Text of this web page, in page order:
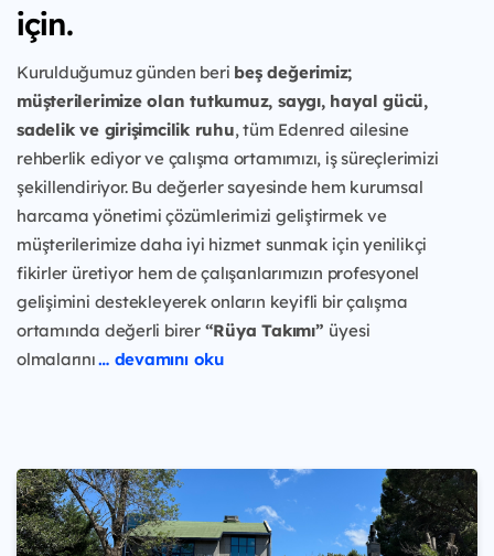
için.
Kurulduğumuz günden beri beş değerimiz;
müşterilerimize olan tutkumuz, saygı, hayal gücü,
sadelik ve girişimcilik ruhu, tüm Edenred ailesine
rehberlik ediyor ve çalışma ortamımızı, iş süreçlerimizi
şekillendiriyor. Bu değerler sayesinde hem kurumsal
harcama yönetimi çözümlerimizi geliştirmek ve
müşterilerimize daha iyi hizmet sunmak için yenilikçi
fikirler üretiyor hem de çalışanlarımızın profesyonel
gelişimini destekleyerek onların keyifli bir çalışma
ortamında değerli birer “Rüya Takımı” üyesi
olmalarını… devamını oku